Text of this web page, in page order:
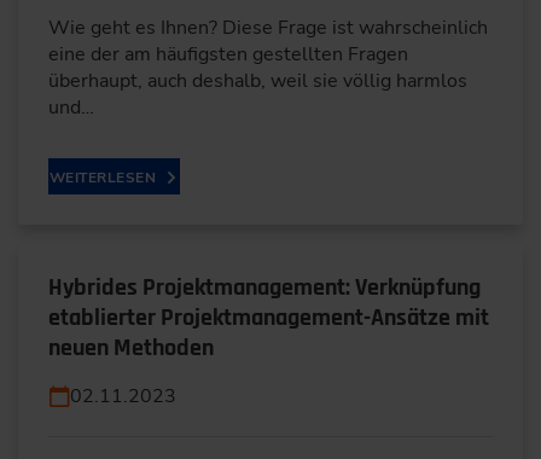
Wie geht es Ihnen? Diese Frage ist wahrscheinlich
eine der am häufigsten gestellten Fragen
überhaupt, auch deshalb, weil sie völlig harmlos
und…
WEITERLESEN
Hybrides Projektmanagement: Verknüpfung
etablierter Projektmanagement-Ansätze mit
neuen Methoden
02.11.2023